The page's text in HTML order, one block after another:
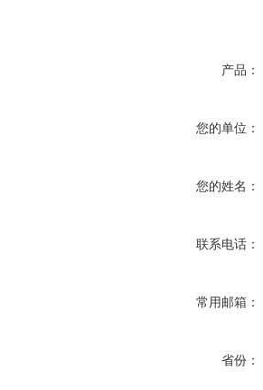
产品：
您的单位：
您的姓名：
联系电话：
常用邮箱：
省份：